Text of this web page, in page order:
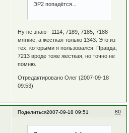
ЭР2 попадётся...
Ну не знаю - 1114, 7189, 7185, 7188
мягкие, а жесткая только 1343. Это из
тех, которыми я пользовался. Правда,
7213 вроде тоже жесткая, но точно не
помню.
Отредактировано Олег (2007-09-18
09:53)
Поделиться 80
2007-09-18 09:51